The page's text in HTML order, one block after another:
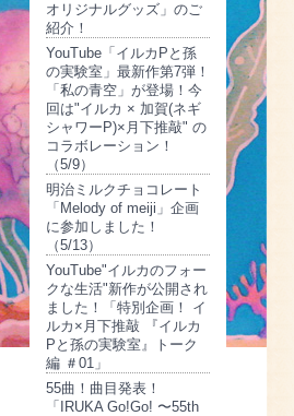
オリジナルグッズ」のご
紹介！
YouTube「イルカPと孫
の実験室」最新作第7弾！
「私の青空」が登場！今
回は"イルカ × 加賀(ネギ
シャワーP)×月下推敲" の
コラボレーション！
（5/9）
明治ミルクチョコレート
「Melody of meiji」企画
に参加しました！
（5/13）
YouTube"イルカのフォー
クな生活"新作が公開され
ました！「特別企画！ イ
ルカ×月下推敲 『イルカ
Pと孫の実験室』トーク
編 ＃01」
55曲！曲目発表！
「IRUKA Go!Go! 〜55th